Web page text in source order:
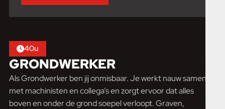
40u
GRONDWERKER
Als Grondwerker ben jij onmisbaar. Je werkt nauw samen
met machinisten en collega’s en zorgt ervoor dat alles
boven en onder de grond soepel verloopt. Graven,